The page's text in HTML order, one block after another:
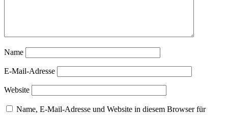
Name
E-Mail-Adresse
Website
Name, E-Mail-Adresse und Website in diesem Browser für